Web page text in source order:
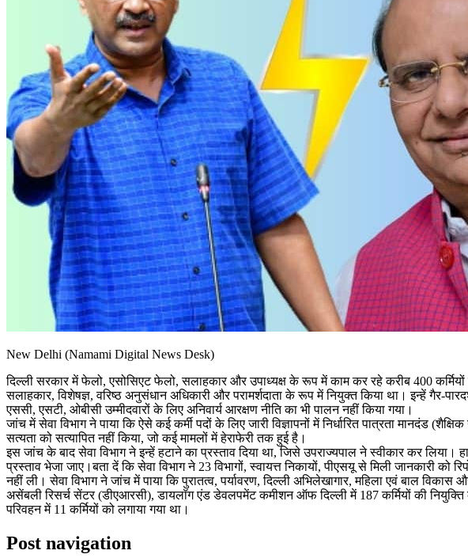
New Delhi (Namami Digital News Desk)
दिल्ली सरकार में फेलो, एसोसिएट फेलो, सलाहकार और उपाध्यक्ष के रूप में काम कर रहे करीब 400
सलाहकार, विशेषज्ञ, वरिष्ठ अनुसंधान अधिकारी और परामर्शदाता के रूप में नियुक्त किया था। इन्हें गैर-
एससी, एसटी, ओबीसी उम्मीदवारों के लिए अनिवार्य आरक्षण नीति का भी पालन नहीं किया गया।
जांच में सेवा विभाग ने पाया कि ऐसे कई कर्मी पदों के लिए जारी विज्ञापनों में निर्धारित पात्रता मानदंड
सत्यता को सत्यापित नहीं किया, जो कई मामलों में हेराफेरी तक हुई है।
इस जांच के बाद सेवा विभाग ने इन्हें हटाने का प्रस्ताव दिया था, जिसे उपराज्यपाल ने स्वीकार कर
प्रस्ताव भेजा जाए।बता दें कि सेवा विभाग ने 23 विभागों, स्वायत्त निकायों, पीएसयू से मिली जानकारी
नहीं ली। सेवा विभाग ने जांच में पाया कि पुरातत्व, पर्यावरण, दिल्ली अभिलेखागार, महिला एवं बाल विकास
असेंबली रिसर्च सेंटर (डीएआरसी), डायलॉग एंड डेवलपमेंट कमीशन ऑफ दिल्ली में 187 कर्मियों की नियुक्ति
परिवहन में 11 कर्मियों को लगाया गया था।
Post navigation